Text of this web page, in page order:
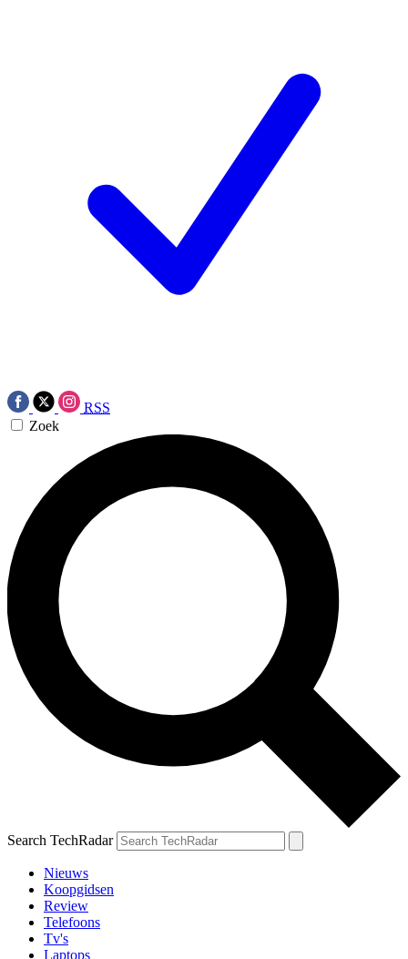
RSS
Zoek
Search TechRadar
Nieuws
Koopgidsen
Review
Telefoons
Tv's
Laptops